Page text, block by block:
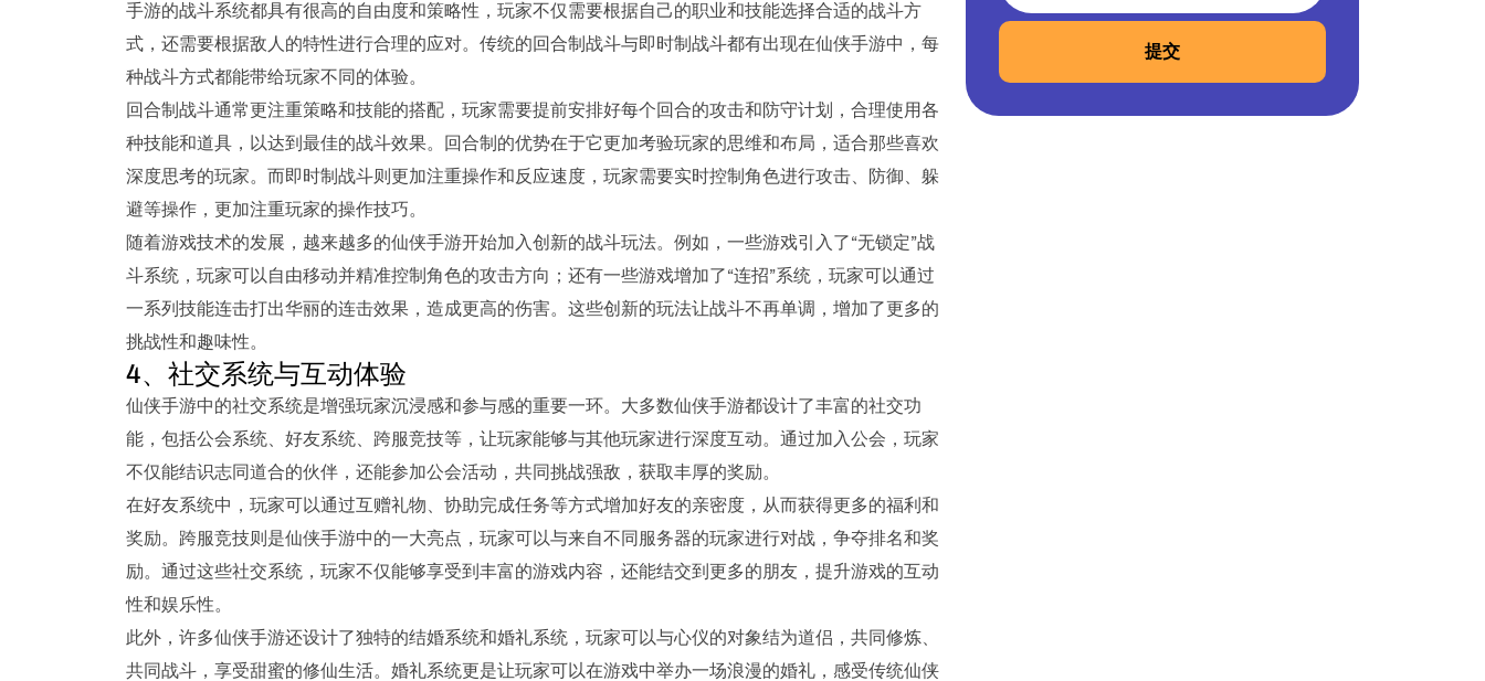
手游的战斗系统都具有很高的自由度和策略性，玩家不仅需要根据自己的职业和技能选择合适的战斗方
式，还需要根据敌人的特性进行合理的应对。传统的回合制战斗与即时制战斗都有出现在仙侠手游中，每
种战斗方式都能带给玩家不同的体验。
回合制战斗通常更注重策略和技能的搭配，玩家需要提前安排好每个回合的攻击和防守计划，合理使用各
种技能和道具，以达到最佳的战斗效果。回合制的优势在于它更加考验玩家的思维和布局，适合那些喜欢
深度思考的玩家。而即时制战斗则更加注重操作和反应速度，玩家需要实时控制角色进行攻击、防御、躲
避等操作，更加注重玩家的操作技巧。
随着游戏技术的发展，越来越多的仙侠手游开始加入创新的战斗玩法。例如，一些游戏引入了“无锁定”战
斗系统，玩家可以自由移动并精准控制角色的攻击方向；还有一些游戏增加了“连招”系统，玩家可以通过
一系列技能连击打出华丽的连击效果，造成更高的伤害。这些创新的玩法让战斗不再单调，增加了更多的
挑战性和趣味性。
4、社交系统与互动体验
仙侠手游中的社交系统是增强玩家沉浸感和参与感的重要一环。大多数仙侠手游都设计了丰富的社交功
能，包括公会系统、好友系统、跨服竞技等，让玩家能够与其他玩家进行深度互动。通过加入公会，玩家
不仅能结识志同道合的伙伴，还能参加公会活动，共同挑战强敌，获取丰厚的奖励。
在好友系统中，玩家可以通过互赠礼物、协助完成任务等方式增加好友的亲密度，从而获得更多的福利和
奖励。跨服竞技则是仙侠手游中的一大亮点，玩家可以与来自不同服务器的玩家进行对战，争夺排名和奖
励。通过这些社交系统，玩家不仅能够享受到丰富的游戏内容，还能结交到更多的朋友，提升游戏的互动
性和娱乐性。
此外，许多仙侠手游还设计了独特的结婚系统和婚礼系统，玩家可以与心仪的对象结为道侣，共同修炼、
共同战斗，享受甜蜜的修仙生活。婚礼系统更是让玩家可以在游戏中举办一场浪漫的婚礼，感受传统仙侠
提交